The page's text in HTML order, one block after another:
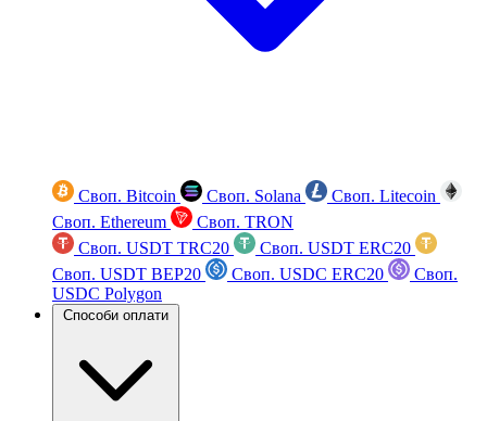
Своп. Bitcoin Своп. Solana
Своп. Litecoin
Своп. Ethereum
Своп. TRON
Своп. USDT TRC20
Своп. USDT ERC20
Своп. USDT BEP20
Своп. USDC ERC20
Своп.
USDC Polygon
Способи оплати